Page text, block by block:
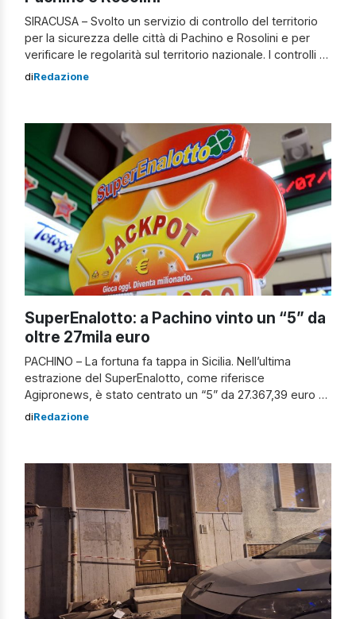
SIRACUSA – Svolto un servizio di controllo del territorio
per la sicurezza delle città di Pachino e Rosolini e per
verificare le regolarità sul territorio nazionale. I controlli a
Pachino e Rosolini I controlli eseguiti nelle città e nelle
personali, verificando […]
diRedazione
SuperEnalotto: a Pachino vinto un “5” da
oltre 27mila euro
PACHINO – La fortuna fa tappa in Sicilia. Nell’ultima
estrazione del SuperEnalotto, come riferisce
Agipronews, è stato centrato un “5” da 27.367,39 euro a
Pachino, in provincia di Siracusa. La giocata vincente è
89,2 milioni di euro, è stato […]
diRedazione